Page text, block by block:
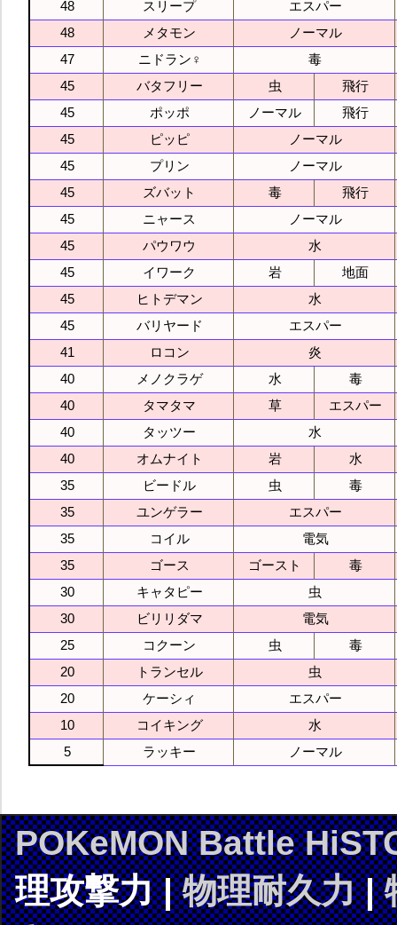
48
スリープ
エスパー
48
メタモン
ノーマル
47
ニドラン♀
毒
45
バタフリー 虫
飛行
45
ポッポ ノーマル
飛行
45
ピッピ
ノーマル
45
プリン
ノーマル
45
ズバット 毒
飛行
45
ニャース
ノーマル
45
パウワウ
水
45
イワーク 岩
地面
45
ヒトデマン
水
45
バリヤード
エスパー
41
ロコン
炎
40
メノクラゲ 水
毒
40
タマタマ 草
エスパー
40
タッツー
水
40
オムナイト 岩
水
35
ビードル 虫
毒
35
ユンゲラー
エスパー
35
コイル
電気
35
ゴース ゴースト
毒
30
キャタピー
虫
30
ビリリダマ
電気
25
コクーン 虫
毒
20
トランセル
虫
20
ケーシィ
エスパー
10
コイキング
水
5
ラッキー ノーマル
POKeMON Battle
理攻撃力 |物理耐久力|